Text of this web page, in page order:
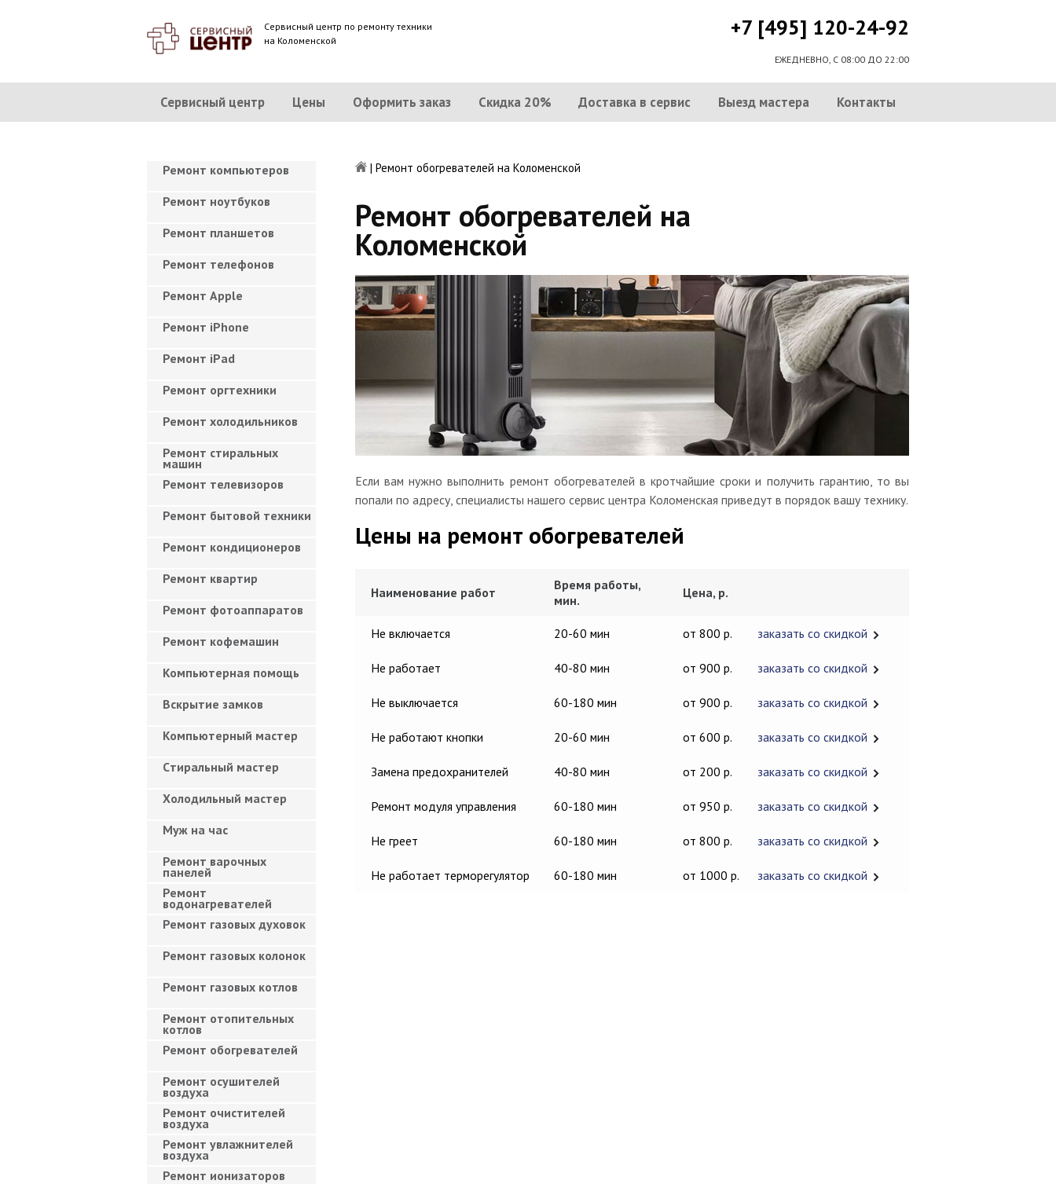
Сервисный центр по ремонту техники
на Коломенской
+7 [495] 120-24-92
ЕЖЕДНЕВНО, С 08:00 ДО 22:00
Сервисный центр Цены Оформить заказ Скидка 20% Доставка в сервис Выезд мастера Контакты
| Ремонт обогревателей на Коломенской
Ремонт обогревателей на
Коломенской
Если вам нужно выполнить ремонт обогревателей в кротчайшие сроки и получить гарантию, то вы
попали по адресу, специалисты нашего сервис центра Коломенская приведут в порядок вашу технику.
Цены на ремонт обогревателей
Наименование работ
Время работы,
мин.
Цена, р.
Не включается 20-60 мин от 800 р. заказать со скидкой
Не работает 40-80 мин от 900 р. заказать со скидкой
Не выключается 60-180 мин от 900 р. заказать со скидкой
Не работают кнопки 20-60 мин от 600 р. заказать со скидкой
Замена предохранителей 40-80 мин от 200 р. заказать со скидкой
Ремонт модуля управления 60-180 мин от 950 р. заказать со скидкой
Не греет 60-180 мин от 800 р. заказать со скидкой
Не работает терморегулятор 60-180 мин от 1000 р. заказать со скидкой
Ремонт компьютеров
Ремонт ноутбуков
Ремонт планшетов
Ремонт телефонов
Ремонт Apple
Ремонт iPhone
Ремонт iPad
Ремонт оргтехники
Ремонт холодильников
Ремонт стиральных
машин
Ремонт телевизоров
Ремонт бытовой техники
Ремонт кондиционеров
Ремонт квартир
Ремонт фотоаппаратов
Ремонт кофемашин
Компьютерная помощь
Вскрытие замков
Компьютерный мастер
Cтиральный мастер
Холодильный мастер
Муж на час
Ремонт варочных
панелей
Ремонт
водонагревателей
Ремонт газовых духовок
Ремонт газовых колонок
Ремонт газовых котлов
Ремонт отопительных
котлов
Ремонт обогревателей
Ремонт осушителей
воздуха
Ремонт очистителей
воздуха
Ремонт увлажнителей
воздуха
Ремонт ионизаторов